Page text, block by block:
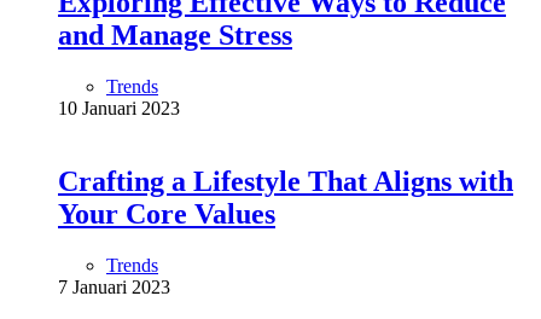
and Manage Stress
Trends
10 Januari 2023
Crafting a Lifestyle That Aligns with
Your Core Values
Trends
7 Januari 2023